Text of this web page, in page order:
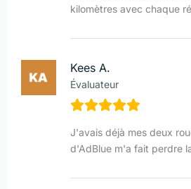
kilomètres avec chaque
Kees A.
Évaluateur
J'avais déjà mes deux
d'AdBlue m'a fait perdre